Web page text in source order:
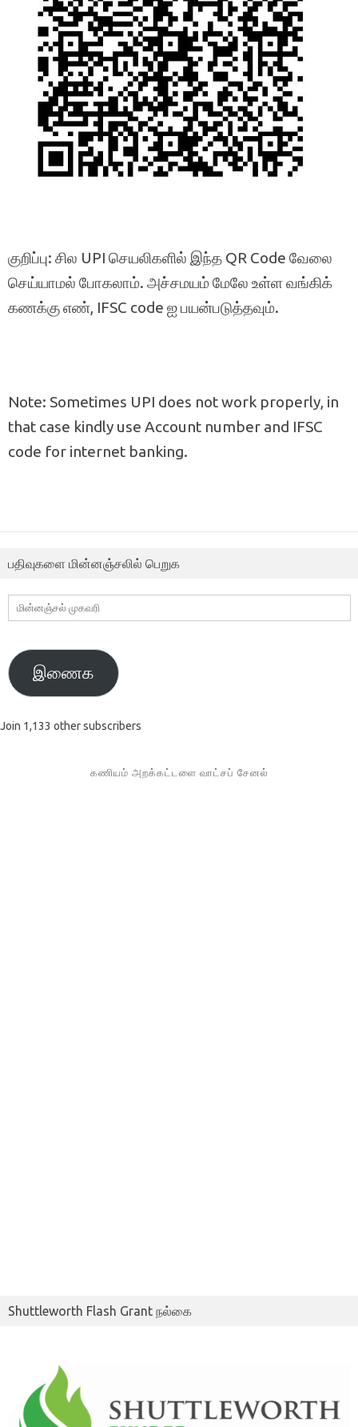
குறிப்பு: சில UPI செயலிகளில் இந்த QR Code வேலை
செய்யாமல் போகலாம். அச்சமயம் மேலே உள்ள வங்கிக்
கணக்கு எண், IFSC code ஐ பயன்படுத்தவும்.
Note: Sometimes UPI does not work properly, in
that case kindly use Account number and IFSC
code for internet banking.
பதிவுகளை மின்னஞ்சலில் பெறுக
மின்னஞ்சல்
முகவரி
இணைக
Join 1,133 other subscribers
கணியம் அறக்கட்டளை வாட்சப் சேனல்
Shuttleworth Flash Grant நல்கை